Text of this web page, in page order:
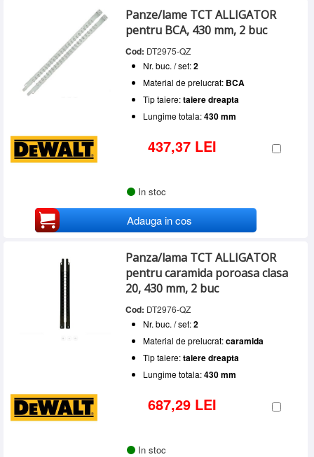
Panze/lame TCT ALLIGATOR
pentru BCA, 430 mm, 2 buc
Cod: DT2975-QZ
Nr. buc. / set:2
Material de prelucrat: BCA
Tip taiere:taiere dreapta
Lungime totala:430 mm
437,37 LEI
In stoc
Adauga in cos
Panza/lama TCT ALLIGATOR
pentru caramida poroasa clasa
20, 430 mm, 2 buc
Cod: DT2976-QZ
Nr. buc. / set:2
Material de prelucrat:caramida
Tip taiere:taiere dreapta
Lungime totala:430 mm
687,29 LEI
In stoc